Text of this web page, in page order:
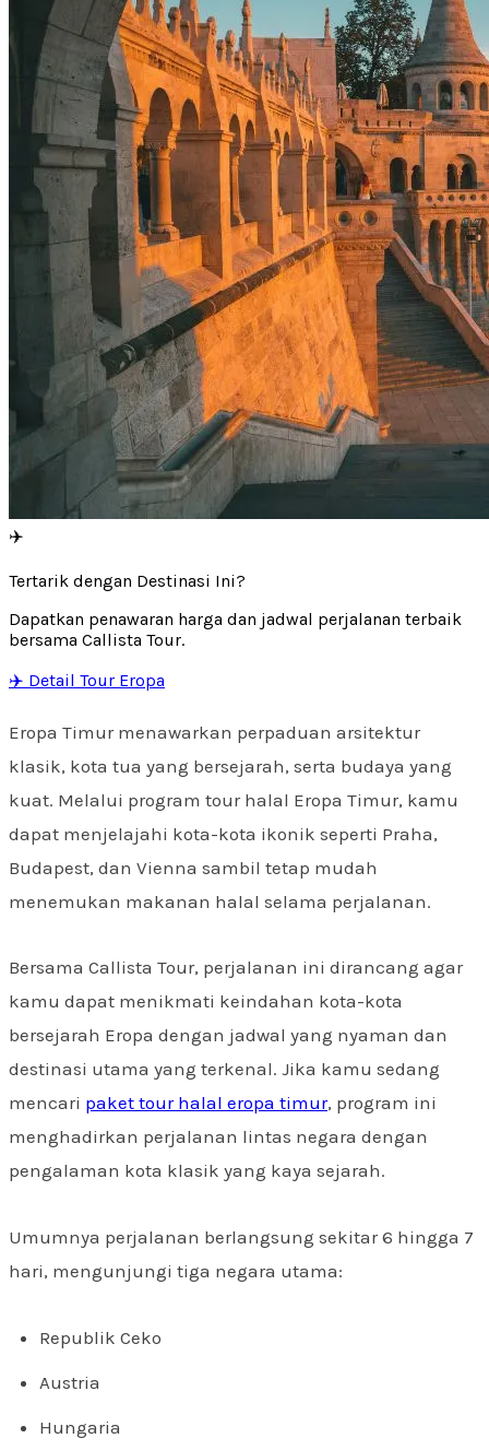
✈️
Tertarik dengan Destinasi Ini?
Dapatkan penawaran harga dan jadwal perjalanan terbaik
bersama Callista Tour.
✈️ Detail Tour Eropa
Eropa Timur menawarkan perpaduan arsitektur
klasik, kota tua yang bersejarah, serta budaya yang
kuat. Melalui program tour halal Eropa Timur, kamu
dapat menjelajahi kota-kota ikonik seperti Praha,
Budapest, dan Vienna sambil tetap mudah
menemukan makanan halal selama perjalanan.
Bersama Callista Tour, perjalanan ini dirancang agar
kamu dapat menikmati keindahan kota-kota
bersejarah Eropa dengan jadwal yang nyaman dan
destinasi utama yang terkenal. Jika kamu sedang
mencari paket tour halal eropa timur, program ini
menghadirkan perjalanan lintas negara dengan
pengalaman kota klasik yang kaya sejarah.
Umumnya perjalanan berlangsung sekitar 6 hingga 7
hari, mengunjungi tiga negara utama:
Republik Ceko
Austria
Hungaria